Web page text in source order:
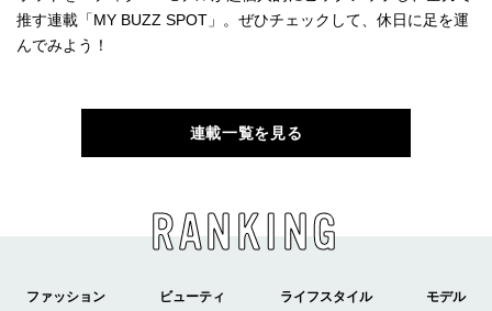
推す連載「MY BUZZ SPOT」。ぜひチェックして、休日に足を運
んでみよう！
連載一覧を見る
RANKING